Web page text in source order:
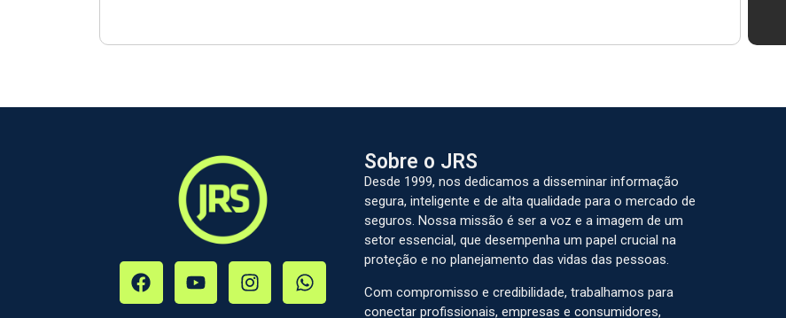
Sobre o JRS
Desde 1999, nos dedicamos a disseminar informação
segura, inteligente e de alta qualidade para o mercado de
seguros. Nossa missão é ser a voz e a imagem de um
setor essencial, que desempenha um papel crucial na
proteção e no planejamento das vidas das pessoas.
Com compromisso e credibilidade, trabalhamos para
conectar profissionais, empresas e consumidores,